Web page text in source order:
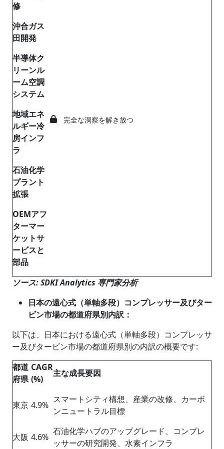
修
完全な洞察を解き放つ
沖合ガス
田開発
半導体ク
リーンル
ーム空調
システム
地域エネ
ルギー冷
房インフ
ラ
石油化学
プラント
拡張
OEMアフ
ターマー
ケットサ
ービスと
部品
ソース: SDKI Analytics 専門家分析
日本の遠心式（単軸多段）コンプレッサー及びター
ビン市場の都道府県別内訳：
以下は、日本における遠心式（単軸多段）コンプレッサ
ー及びタービン市場の都道府県別の内訳の概要です:
都道
府県
CAGR
(%)
主な成長要因
東京 4.9%
スマートシティ構想、産業の改修、カーボ
ンニュートラル目標
大阪 4.6%
石油化学ハブのアップグレード、コンプレ
ッサーの研究開発、水素インフラ